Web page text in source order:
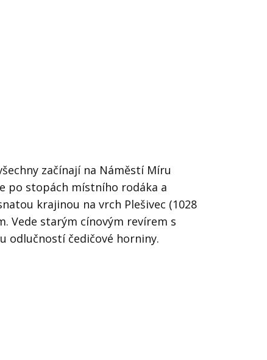
začínají na Náměstí Míru
po stopách místního rodáka a
krajinou na vrch Plešivec (1028
Vede starým cínovým revírem s
odlučností čedičové horniny.